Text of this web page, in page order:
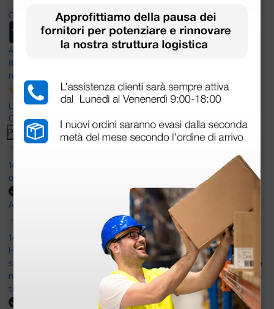
Ottimo
4,6
8.330
recensioni
Le nostre recensioni a 4 e 5 stelle.
Clicca qui per leggerle tutte >
Precedente
Successivo
14 Luglio 2026
ottima
Acquirente verificato
14 Luglio 2026
Ho acquistato un ecografo da Doctor Shop e sono rimasto molto
soddisfatto dell'esperienza. Apparecchiatura di qualità, consegna
nei tempi previsti e un servizio clienti disponibile che ha risposto a
tutti i miei dubbi prima dell'acquisto. Consigliato